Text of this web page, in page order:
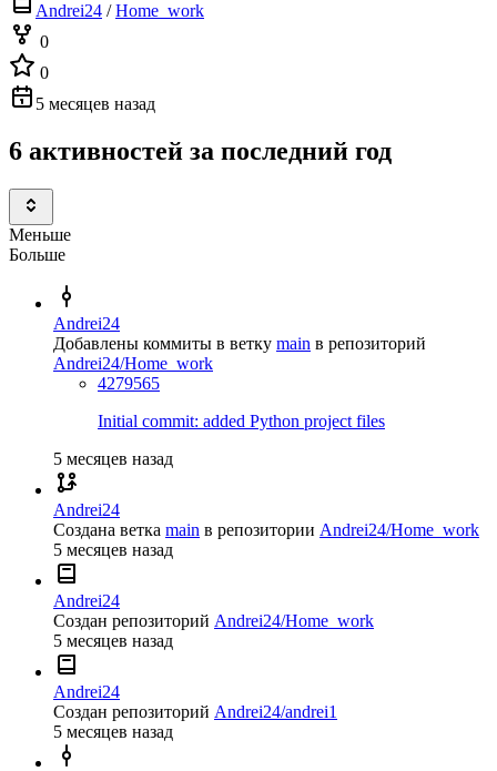
Andrei24 /Home_work
0
0
5 месяцев назад
6 активностей за последний год
Меньше
Больше
Andrei24
Добавлены коммиты в ветку main в репозиторий
Andrei24/Home_work
4279565
Initial commit: added Python project files
5 месяцев назад
Andrei24
Создана ветка main в репозитории Andrei24/Home_work
5 месяцев назад
Andrei24
Создан репозиторий Andrei24/Home_work
5 месяцев назад
Andrei24
Создан репозиторий Andrei24/andrei1
5 месяцев назад